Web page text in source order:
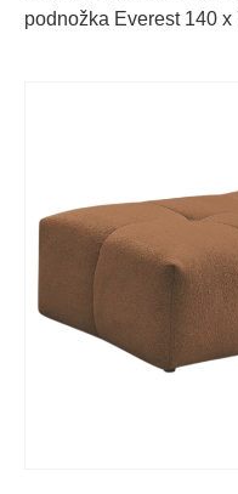
podnožka Everest 140 x